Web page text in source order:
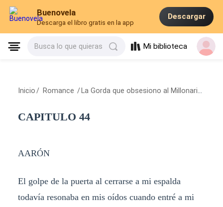
Buenovela
Descarga el libro gratis en la app
Descargar
Busca lo que quieras Mi biblioteca
Inicio / Romance / La Gorda que obsesiono al Millonario
CAPITULO 44
AARÓN
El golpe de la puerta al cerrarse a mi espalda
todavía resonaba en mis oídos cuando entré a mi